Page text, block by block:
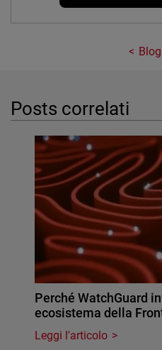
Posts correlati
Perché WatchGuard
ecosistema della
Leggi l'articolo